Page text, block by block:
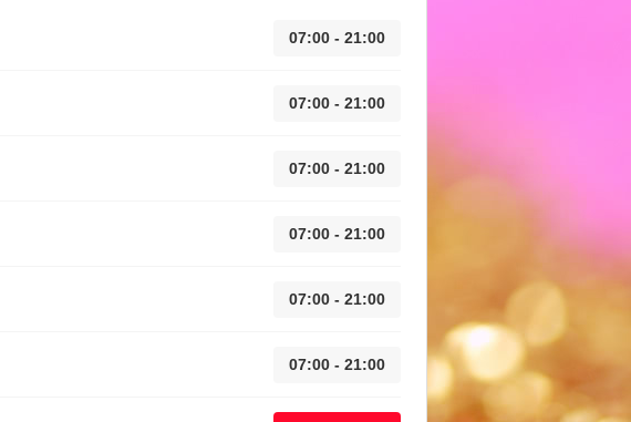
07:00 - 21:00
07:00 - 21:00
07:00 - 21:00
07:00 - 21:00
07:00 - 21:00
07:00 - 21:00